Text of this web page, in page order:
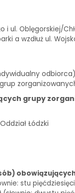
i ul. Oblęgorskiej/
a wzdłuż ul.
grupy
Łódzki
stu